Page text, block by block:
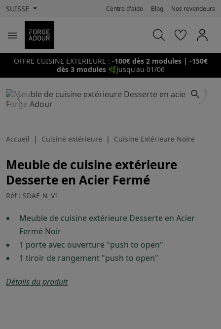
SUISSE Centre d'aide Blog Nos revendeurs

OFFRE CUISINE EXTERIEURE : -100€ dès 2 modules | -150€
dès 3 modules 🌿Jusqu'au 01/06
Previous
search
Accueil Cuisine extérieure Cuisine Extérieure Noire
Meuble de cuisine extérieure
Desserte en Acier Fermé
Réf : SDAF_N_V1
Meuble de cuisine extérieure Desserte en Acier
Fermé Noir
1 porte avec ouverture "push to open"
1 tiroir de rangement "push to open"
Détails du produit